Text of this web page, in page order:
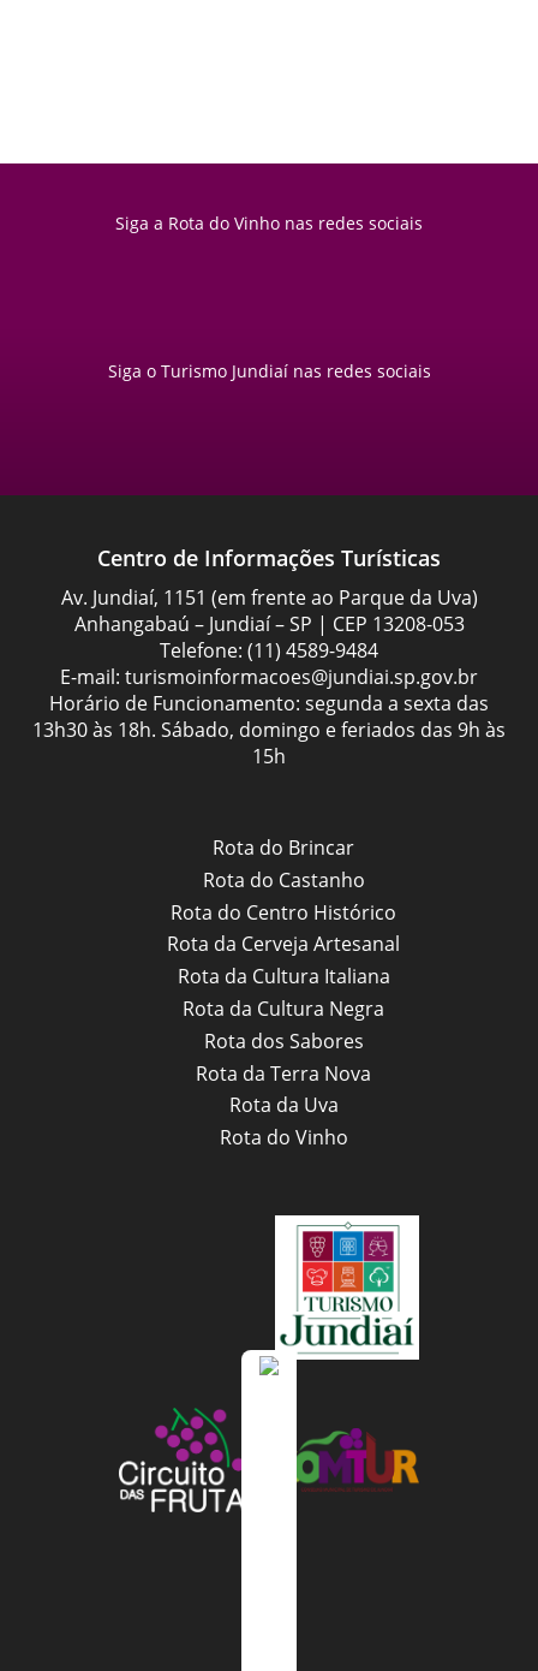
Siga a Rota do Vinho nas redes sociais
Siga o Turismo Jundiaí nas redes sociais
Rota do Brincar
Rota do Castanho
Rota do Centro Histórico
Rota da Cerveja Artesanal
Rota da Cultura Italiana
Rota da Cultura Negra
Rota dos Sabores
Rota da Terra Nova
Rota da Uva
Rota do Vinho
Centro de Informações Turísticas
Av. Jundiaí, 1151 (em frente ao Parque da Uva)
Anhangabaú – Jundiaí – SP | CEP 13208-053
Telefone: (11) 4589-9484
E-mail: turismoinformacoes@jundiai.sp.gov.br
Horário de Funcionamento: segunda a sexta das
13h30 às 18h. Sábado, domingo e feriados das 9h às
15h